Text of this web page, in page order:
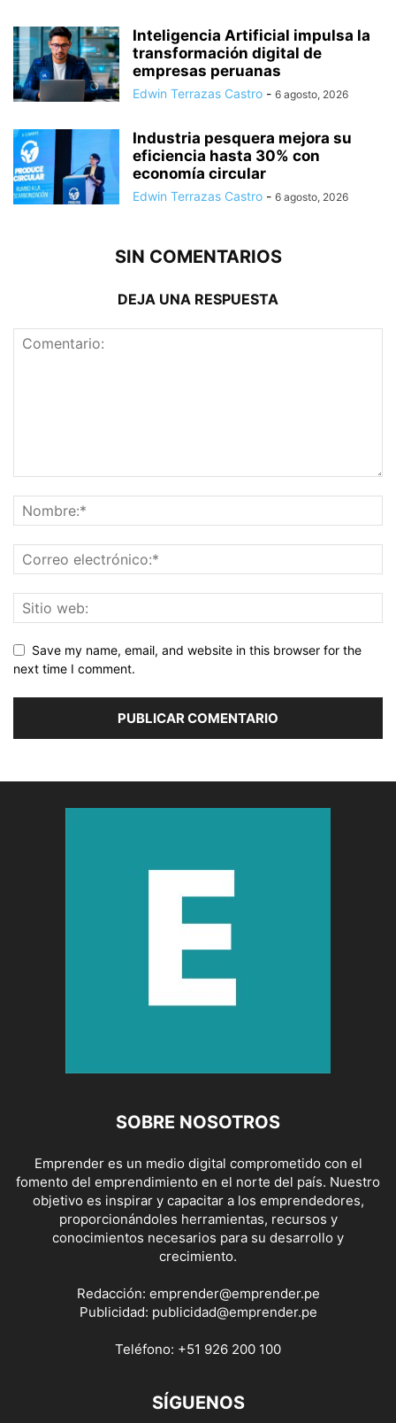
Inteligencia Artificial impulsa la
transformación digital de
empresas peruanas
Edwin Terrazas Castro - 6 agosto, 2026
Industria pesquera mejora su
eficiencia hasta 30% con
economía circular
Edwin Terrazas Castro - 6 agosto, 2026
SIN COMENTARIOS
DEJA UNA RESPUESTA
Save my name, email, and website in this browser for the
next time I comment.
SOBRE NOSOTROS
Emprender es un medio digital comprometido con el
fomento del emprendimiento en el norte del país. Nuestro
objetivo es inspirar y capacitar a los emprendedores,
proporcionándoles herramientas, recursos y
conocimientos necesarios para su desarrollo y
crecimiento.
Redacción: emprender@emprender.pe
Publicidad: publicidad@emprender.pe
Teléfono: +51 926 200 100
SÍGUENOS